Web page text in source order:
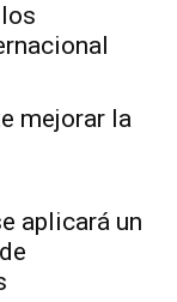
mejorar la
aplicará un